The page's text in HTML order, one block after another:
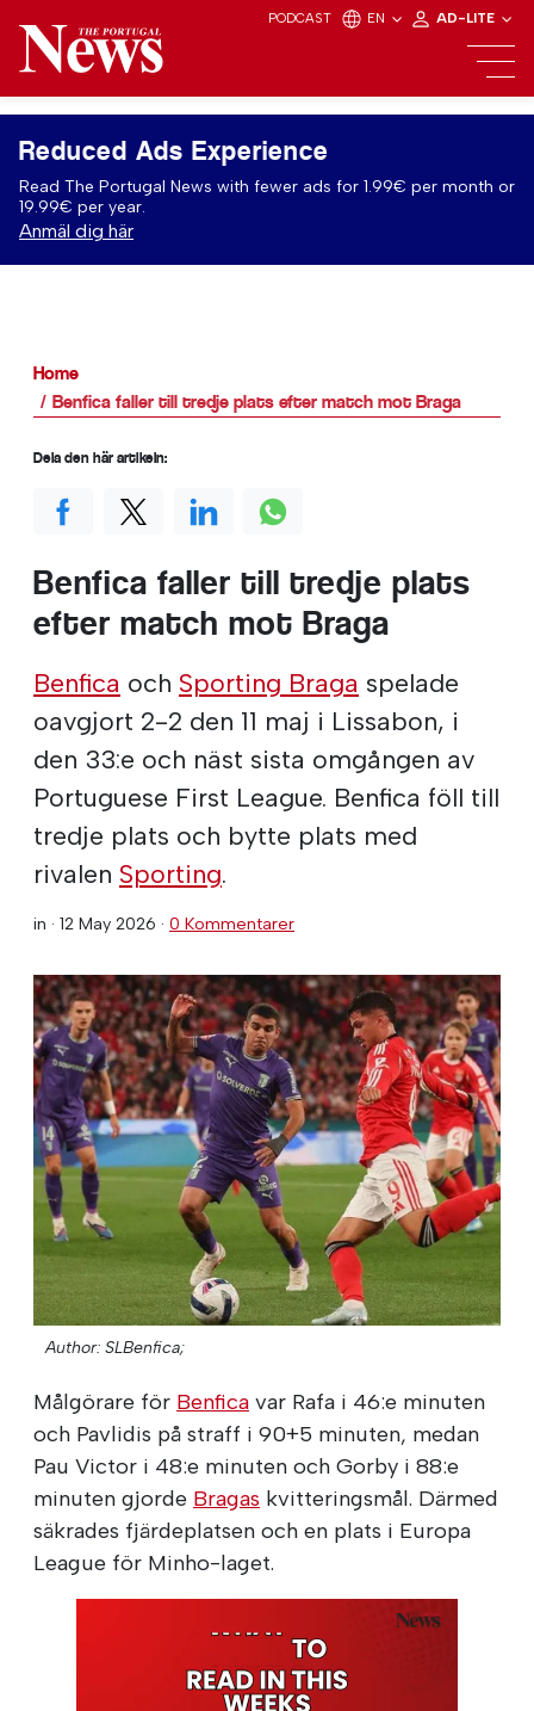
PODCAST EN AD-LITE
Reduced Ads Experience
Read The Portugal News with fewer ads for 1.99€ per month or
19.99€ per year.
Anmäl dig här
Home
Benfica faller till tredje plats efter match mot Braga
Benfica faller till tredje plats
efter match mot Braga
Benfica och Sporting Braga spelade
oavgjort 2-2 den 11 maj i Lissabon, i
den 33:e och näst sista omgången av
Portuguese First League. Benfica föll till
tredje plats och bytte plats med
rivalen Sporting.
in · 12 May 2026 · 0 Kommentarer
Author: SLBenfica;
Målgörare för Benfica var Rafa i 46:e minuten
och Pavlidis på straff i 90+5 minuten, medan
Pau Victor i 48:e minuten och Gorby i 88:e
minuten gjorde Bragas kvitteringsmål. Därmed
säkrades fjärdeplatsen och en plats i Europa
League för Minho-laget.
Dela den här artikeln: